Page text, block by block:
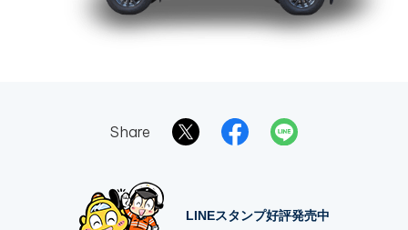
Share
LINEスタンプ好評発売中